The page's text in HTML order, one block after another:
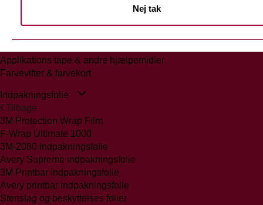
Nej tak
Glasmattering Ritrama/Fedrigoni
Applikations tape & andre hjælpemidler
Farvevifter & farvekort
Indpakningsfolie
Tilbage
3M Protection Wrap Film
F-Wrap Ultimate 1000
3M-2080 indpakningsfolie
Avery Supreme indpakningsfolie
3M Printbar indpakningsfolie
Avery printbar indpakningsfolie
Stenslag og beskyttelses folier